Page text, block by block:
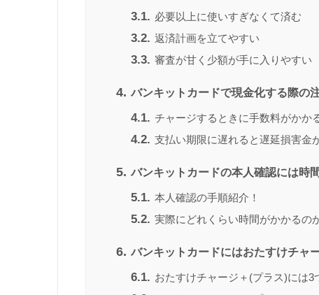
3.1. 必要以上に使いすぎなくて済む
3.2. 返済計画を立てやすい
3.3. 審査が甘く少額が手に入りやすい
4. バンキットカードで現金化する際の
4.1. チャージするときに手数料がかか
4.2. 支払い期限に遅れると遅延損害金
5. バンキットカードの本人確認には時
5.1. 本人確認の手順紹介！
5.2. 実際にどれくらい時間がかかるの
6. バンキットカードにはおたすけチャ
6.1. おたすけチャージ＋(プラス)には3